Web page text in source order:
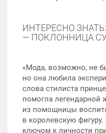
ИНТЕРЕСНО
— ПОКЛОННИЦА
«Мода, возможно, не
но она любила
слова стилиста
помогла легендарной
из помощницы
в королевскую
ключом к личности